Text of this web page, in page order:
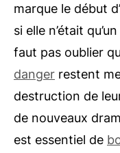
marque le début
si elle n’était qu’un
faut pas oublier
danger restent
destruction de
de nouveaux
est essentiel de